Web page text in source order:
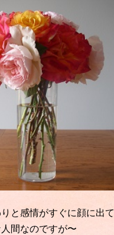
と感情がすぐに顔に出て
間なのですが〜